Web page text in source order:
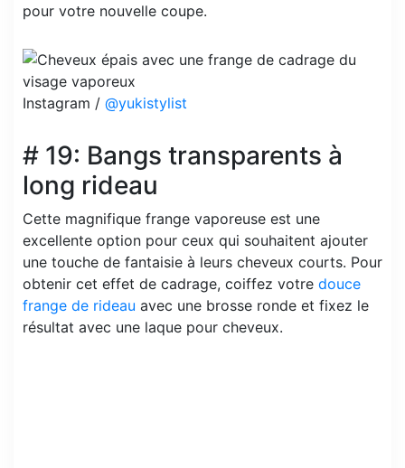
pour votre nouvelle coupe.
Instagram / @yukistylist
# 19: Bangs transparents à
long rideau
Cette magnifique frange vaporeuse est une
excellente option pour ceux qui souhaitent ajouter
une touche de fantaisie à leurs cheveux courts. Pour
obtenir cet effet de cadrage, coiffez votre douce
frange de rideau avec une brosse ronde et fixez le
résultat avec une laque pour cheveux.